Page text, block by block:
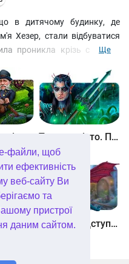
файли, щоб
ефективність
веб-сайту Ви
та
пристрої
даним сайтом.
в дитячому будинку, де
Хезер, стали відбуватися
проникла крізь стіни до
на місце події, нічого не
крадькома дав
яка могла їй допомогти.
маєтку.
Ще
Таємне місто. Підводне царство. колекційне видання
Загадки Нью-Йорка. Пробудження. колекційне видання Хімери. Підступи зла. колекційне видання